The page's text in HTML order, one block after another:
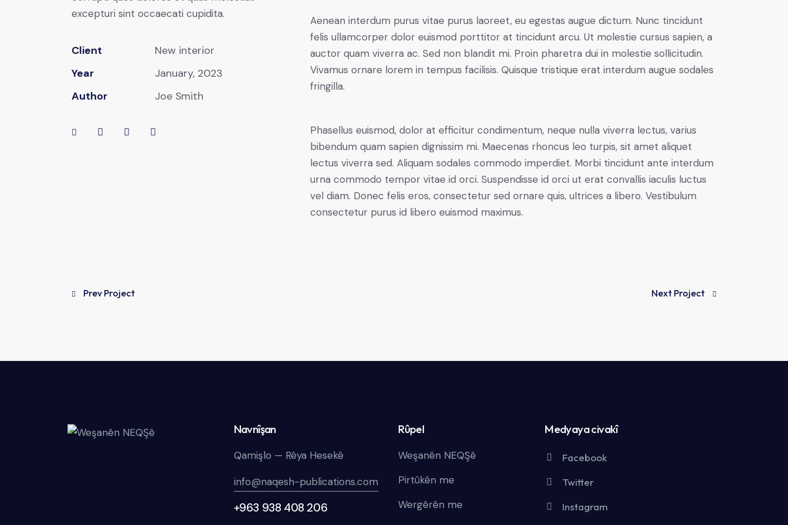
excepturi sint occaecati cupidita.
Client
New interior
Year
January, 2023
Author
Joe Smith
Aenean interdum purus vitae purus laoreet, eu egestas augue dictum. Nunc tincidunt
felis ullamcorper dolor euismod porttitor at tincidunt arcu. Ut molestie cursus sapien, a
auctor quam viverra ac. Sed non blandit mi. Proin pharetra dui in molestie sollicitudin.
Vivamus ornare lorem in tempus facilisis. Quisque tristique erat interdum augue sodales
fringilla.
Phasellus euismod, dolor at efficitur condimentum, neque nulla viverra lectus, varius
bibendum quam sapien dignissim mi. Maecenas rhoncus leo turpis, sit amet aliquet
lectus viverra sed. Aliquam sodales commodo imperdiet. Morbi tincidunt ante interdum
urna commodo tempor vitae id orci. Suspendisse id orci ut erat convallis iaculis luctus
vel diam. Donec felis eros, consectetur sed ornare quis, ultrices a libero. Vestibulum
consectetur purus id libero euismod maximus.
Prev Project Next Project
Navnîşan
Qamişlo — Rêya Hesekê
info@naqesh-publications.com
+963 938 408 206
Rûpel
Weşanên NEQŞê
Pirtûkên me
Wergêrên me
Medyaya civakî
Facebook
Twitter
Instagram